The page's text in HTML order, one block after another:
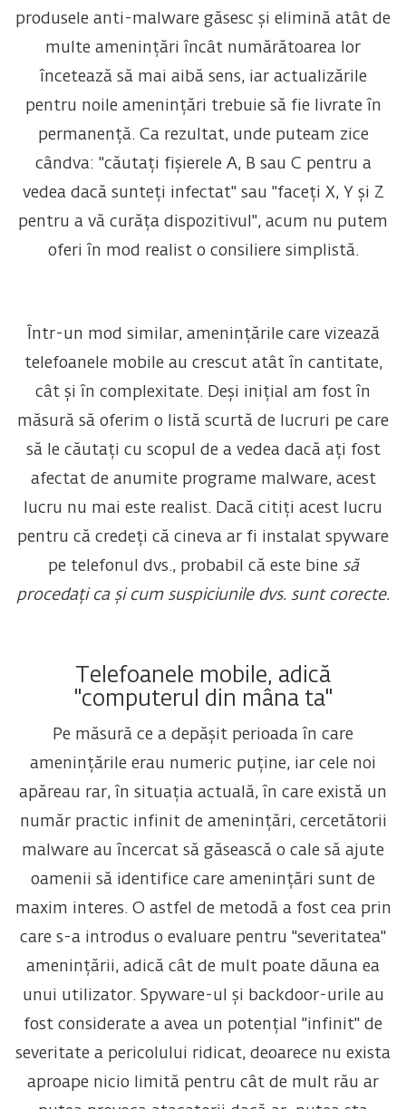
produsele anti-malware găsesc și elimină atât de
multe amenințări încât numărătoarea lor
încetează să mai aibă sens, iar actualizările
pentru noile amenințări trebuie să fie livrate în
permanență. Ca rezultat, unde puteam zice
cândva: "căutați fișierele A, B sau C pentru a
vedea dacă sunteți infectat" sau "faceți X, Y și Z
pentru a vă curăța dispozitivul", acum nu putem
oferi în mod realist o consiliere simplistă.
Într-un mod similar, amenințările care vizează
telefoanele mobile au crescut atât în cantitate,
cât și în complexitate. Deși inițial am fost în
măsură să oferim o listă scurtă de lucruri pe care
să le căutați cu scopul de a vedea dacă ați fost
afectat de anumite programe malware, acest
lucru nu mai este realist. Dacă citiți acest lucru
pentru că credeți că cineva ar fi instalat spyware
pe telefonul dvs., probabil că este bine să
procedați ca și cum suspiciunile dvs. sunt corecte.
Telefoanele mobile, adică
"computerul din mâna ta"
Pe măsură ce a depășit perioada în care
amenințările erau numeric puține, iar cele noi
apăreau rar, în situația actuală, în care există un
număr practic infinit de amenințări, cercetătorii
malware au încercat să găsească o cale să ajute
oamenii să identifice care amenințări sunt de
maxim interes. O astfel de metodă a fost cea prin
care s-a introdus o evaluare pentru "severitatea"
amenințării, adică cât de mult poate dăuna ea
unui utilizator. Spyware-ul și backdoor-urile au
fost considerate a avea un potențial "infinit" de
severitate a pericolului ridicat, deoarece nu exista
aproape nicio limită pentru cât de mult rău ar